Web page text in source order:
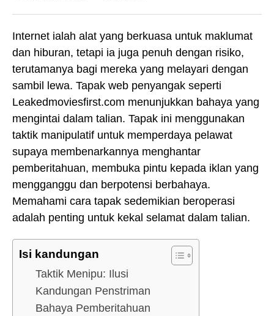
Internet ialah alat yang berkuasa untuk maklumat
dan hiburan, tetapi ia juga penuh dengan risiko,
terutamanya bagi mereka yang melayari dengan
sambil lewa. Tapak web penyangak seperti
Leakedmoviesfirst.com menunjukkan bahaya yang
mengintai dalam talian. Tapak ini menggunakan
taktik manipulatif untuk memperdaya pelawat
supaya membenarkannya menghantar
pemberitahuan, membuka pintu kepada iklan yang
mengganggu dan berpotensi berbahaya.
Memahami cara tapak sedemikian beroperasi
adalah penting untuk kekal selamat dalam talian.
Isi kandungan
Taktik Menipu: Ilusi
Kandungan Penstriman
Bahaya Pemberitahuan